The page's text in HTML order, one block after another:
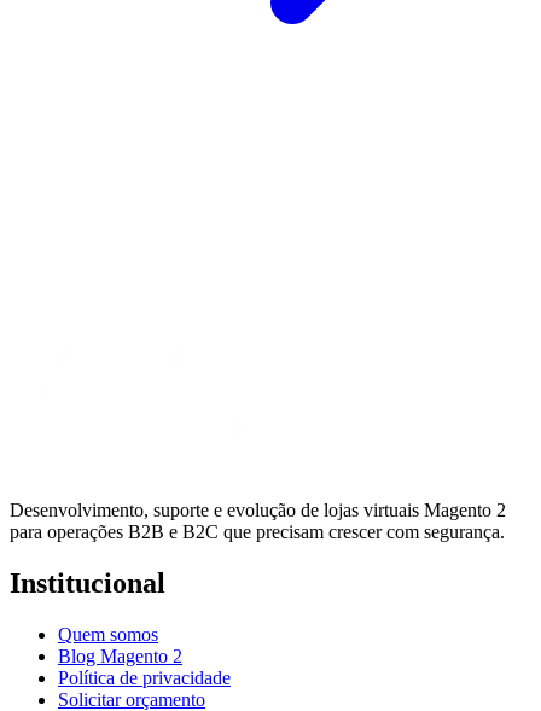
Desenvolvimento, suporte e evolução de lojas virtuais Magento 2
para operações B2B e B2C que precisam crescer com segurança.
Institucional
Quem somos
Blog Magento 2
Política de privacidade
Solicitar orçamento